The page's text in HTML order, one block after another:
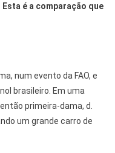
é a comparação que
num evento da FAO, e
brasileiro. Em uma
primeira-dama, d.
um grande carro de